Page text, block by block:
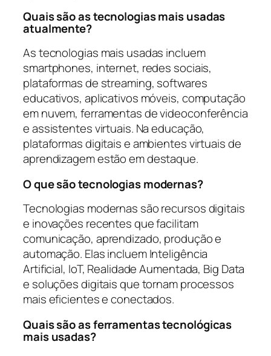
Quais são as tecnologias mais usadas
atualmente?
As tecnologias mais usadas incluem
smartphones, internet, redes sociais,
plataformas de streaming, softwares
educativos, aplicativos móveis, computação
em nuvem, ferramentas de videoconferência
e assistentes virtuais. Na educação,
plataformas digitais e ambientes virtuais de
aprendizagem estão em destaque.
O que são tecnologias modernas?
Tecnologias modernas são recursos digitais
e inovações recentes que facilitam
comunicação, aprendizado, produção e
automação. Elas incluem Inteligência
Artificial, IoT, Realidade Aumentada, Big Data
e soluções digitais que tornam processos
mais eficientes e conectados.
Quais são as ferramentas tecnológicas
mais usadas?